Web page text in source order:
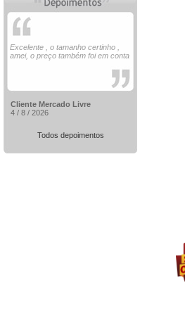
Excelente , o tamanho certinho ,
amei, o preço também foi em conta
Cliente Mercado Livre
4 / 8 / 2026
Todos depoimentos